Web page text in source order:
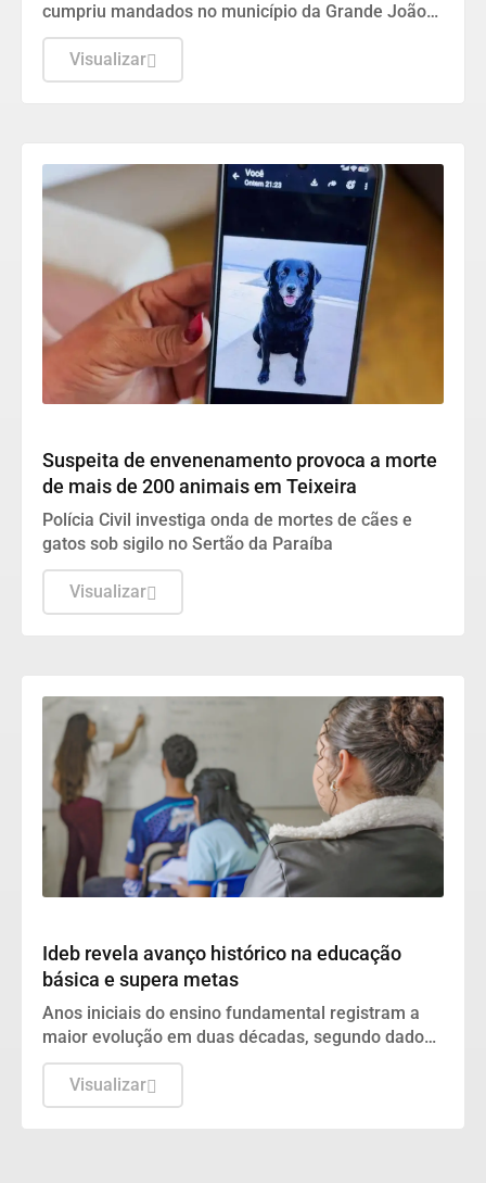
cumpriu mandados no município da Grande João
Pessoa
Visualizar
Suspeita de envenenamento provoca a morte
de mais de 200 animais em Teixeira
Polícia Civil investiga onda de mortes de cães e
gatos sob sigilo no Sertão da Paraíba
Visualizar
Ideb revela avanço histórico na educação
básica e supera metas
Anos iniciais do ensino fundamental registram a
maior evolução em duas décadas, segundo dados
divulgados pelo Ministério da Educação
Visualizar